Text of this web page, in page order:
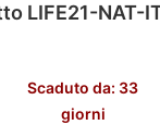
NAT-
Scaduto da: 33
giorni